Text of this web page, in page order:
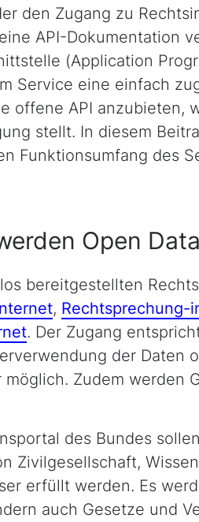
den Zugang zu
API-Dokumentation
(Application
Service eine einfach
offene API anzubieten,
stellt. In diesem
Funktionsumfang des
Open Data
bereitgestellten
, Rechtsprechung-
. Der Zugang
der Daten
Zudem werden
des Bundes
Zivilgesellschaft,
erfüllt werden. Es
auch Gesetze und